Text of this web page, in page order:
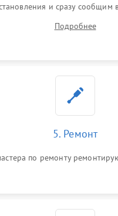
и сразу сообщим
Подробнее
5. Ремонт
по ремонту